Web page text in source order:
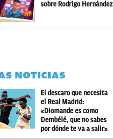
sobre Rodrigo Hernández
NOTICIAS
El descaro que necesita
el Real Madrid:
«Diomande es como
Dembélé, que no sabes
por dónde te va a salir»